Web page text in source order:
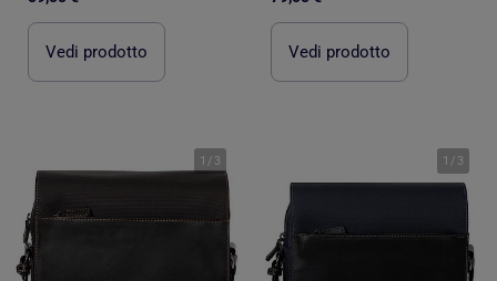
Vedi prodotto Vedi prodotto
1 / 3 1 / 3